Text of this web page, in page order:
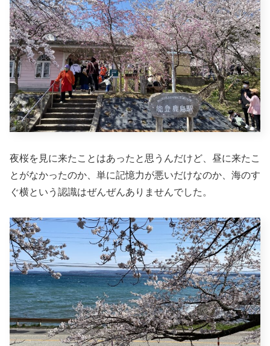
夜桜を見に来たことはあったと思うんだけど、昼に来たこ
とがなかったのか、単に記憶力が悪いだけなのか、海のす
ぐ横という認識はぜんぜんありませんでした。